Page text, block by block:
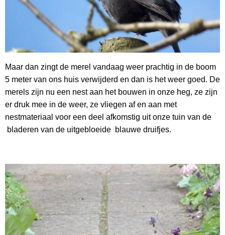
Maar dan zingt de merel vandaag weer prachtig in de boom
5 meter van ons huis verwijderd en dan is het weer goed. De
merels zijn nu een nest aan het bouwen in onze heg, ze zijn
er druk mee in de weer, ze vliegen af en aan met
nestmateriaal voor een deel afkomstig uit onze tuin van de
bladeren van de uitgebloeide blauwe druifjes.